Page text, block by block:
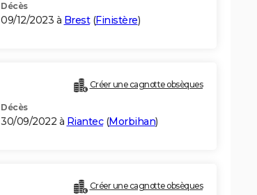
Décès
09/12/2023 à Brest(Finistère)
Créer une cagnotte obsèques
Décès
30/09/2022 à Riantec(Morbihan)
Créer une cagnotte obsèques